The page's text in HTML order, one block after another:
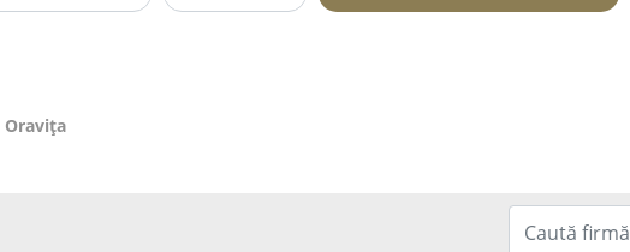
Oraviţa